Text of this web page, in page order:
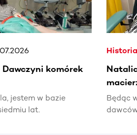
komórek
jestem w bazie
lat.
Będąc